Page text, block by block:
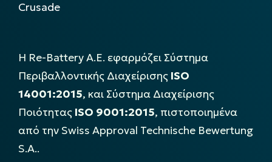
Crusade
Η Re-Battery Α.Ε. εφαρμόζει Σύστημα
Περιβαλλοντικής Διαχείρισης ISO
14001:2015, και Σύστημα Διαχείρισης
Ποιότητας ISO 9001:2015, πιστοποιημένα
από την Swiss Approval Technische Bewertung
S.A..